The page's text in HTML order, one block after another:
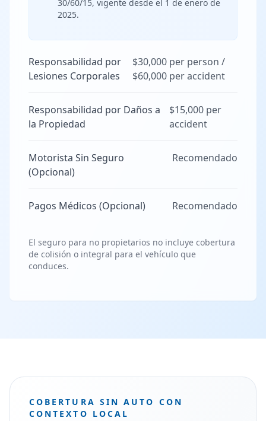
30/60/15, vigente desde el 1 de enero de
2025.
Responsabilidad por
Lesiones Corporales
$30,000 per person /
$60,000 per accident
Responsabilidad por Daños a
la Propiedad
$15,000 per
accident
Motorista Sin Seguro
(Opcional)
Recomendado
Pagos Médicos (Opcional) Recomendado
El seguro para no propietarios no incluye cobertura
de colisión o integral para el vehículo que
conduces.
COBERTURA SIN AUTO CON
CONTEXTO LOCAL